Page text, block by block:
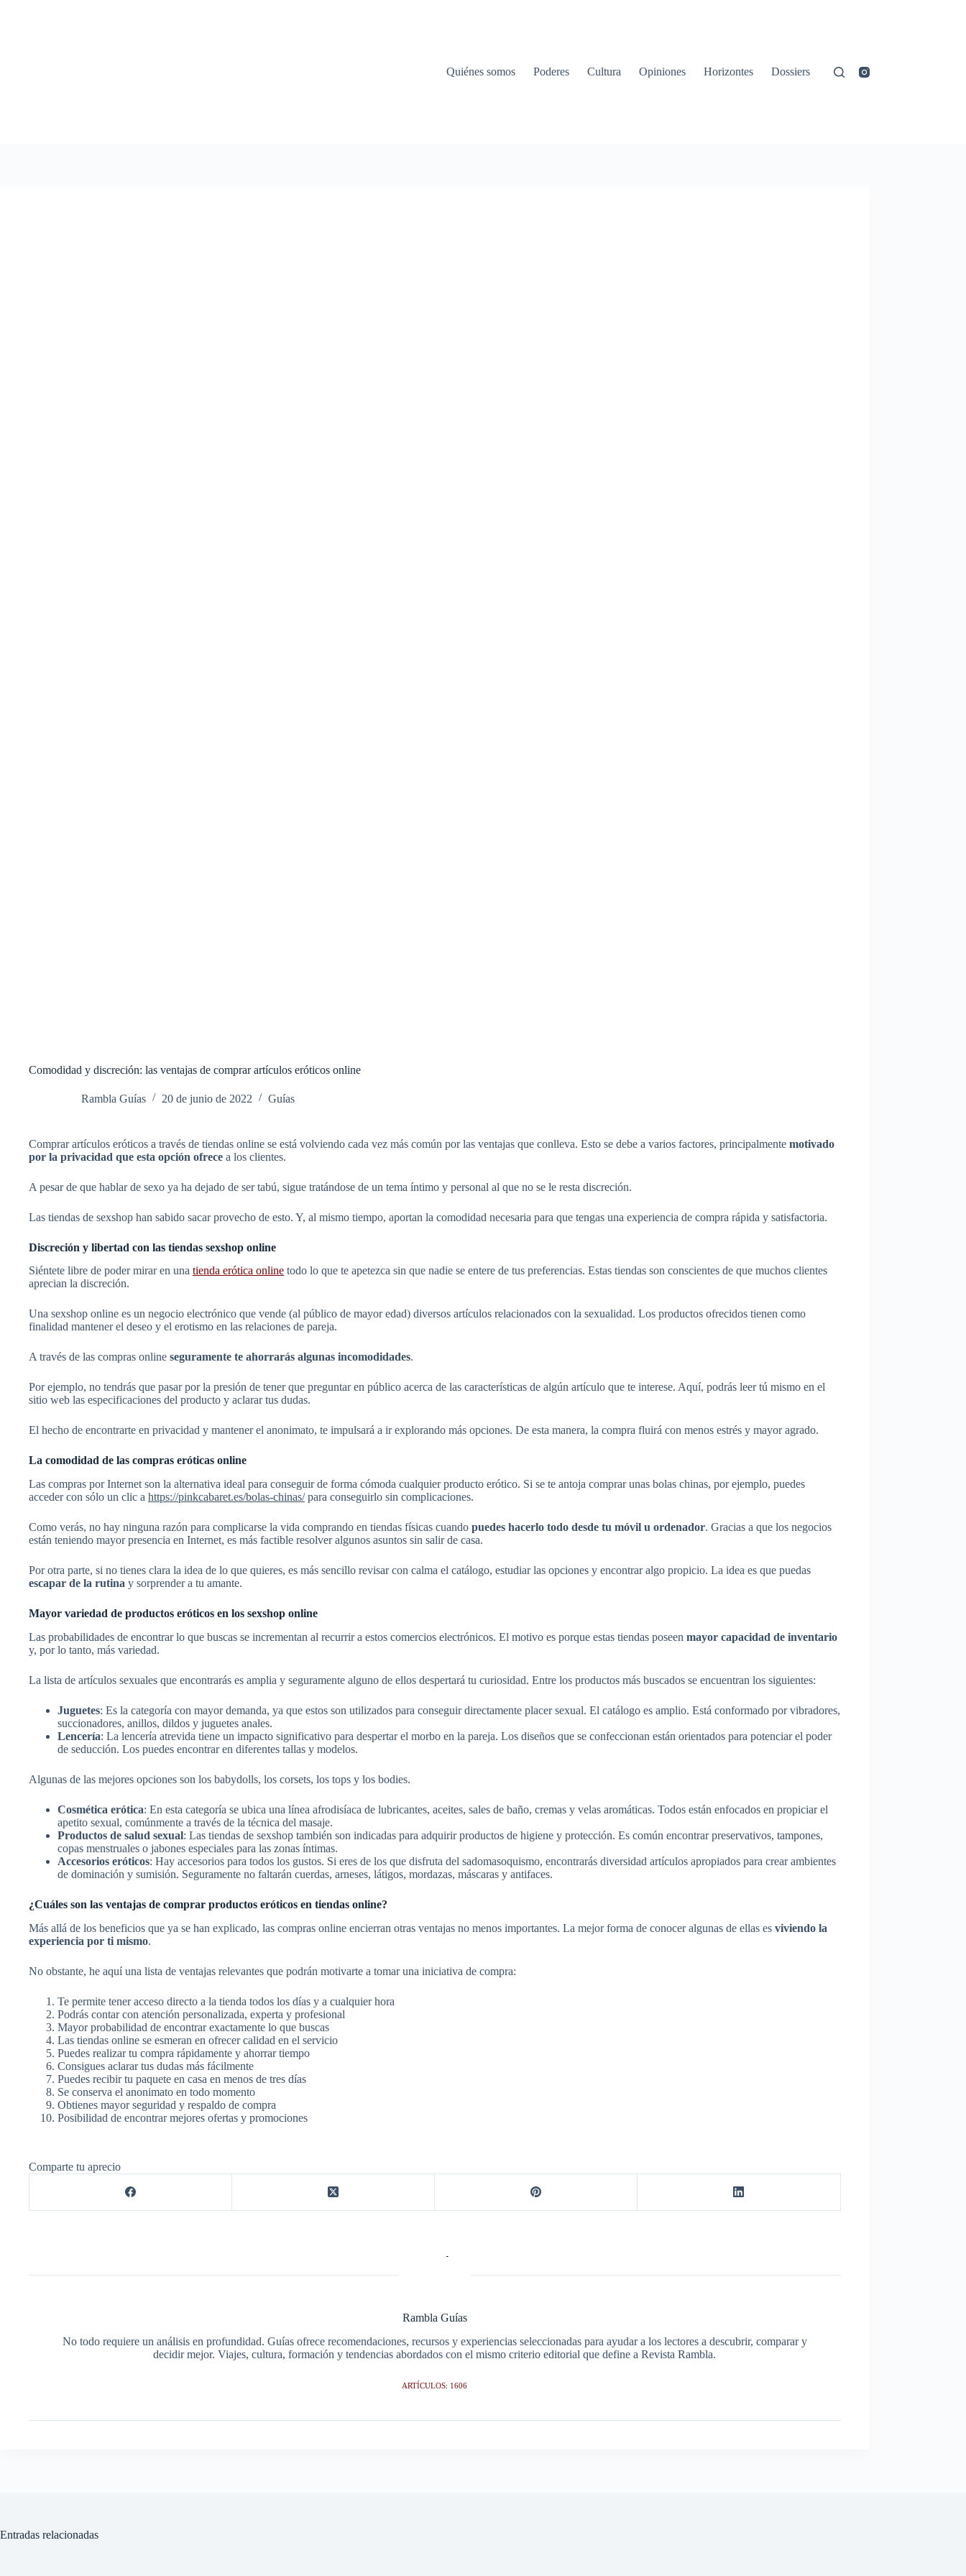
Quiénes somos Poderes Cultura Opiniones Horizontes Dossiers
Comodidad y discreción: las ventajas de comprar artículos eróticos online
Rambla Guías 20 de junio de 2022 Guías
Comprar artículos eróticos a través de tiendas online se está volviendo cada vez más común por las ventajas que conlleva. Esto se debe a varios factores, principalmente motivado
por la privacidad que esta opción ofrece a los clientes.
A pesar de que hablar de sexo ya ha dejado de ser tabú, sigue tratándose de un tema íntimo y personal al que no se le resta discreción.
Las tiendas de sexshop han sabido sacar provecho de esto. Y, al mismo tiempo, aportan la comodidad necesaria para que tengas una experiencia de compra rápida y satisfactoria.
Discreción y libertad con las tiendas sexshop online
Siéntete libre de poder mirar en una tienda erótica online todo lo que te apetezca sin que nadie se entere de tus preferencias. Estas tiendas son conscientes de que muchos clientes
aprecian la discreción.
Una sexshop online es un negocio electrónico que vende (al público de mayor edad) diversos artículos relacionados con la sexualidad. Los productos ofrecidos tienen como
finalidad mantener el deseo y el erotismo en las relaciones de pareja.
A través de las compras online seguramente te ahorrarás algunas incomodidades.
Por ejemplo, no tendrás que pasar por la presión de tener que preguntar en público acerca de las características de algún artículo que te interese. Aquí, podrás leer tú mismo en el
sitio web las especificaciones del producto y aclarar tus dudas.
El hecho de encontrarte en privacidad y mantener el anonimato, te impulsará a ir explorando más opciones. De esta manera, la compra fluirá con menos estrés y mayor agrado.
La comodidad de las compras eróticas online
Las compras por Internet son la alternativa ideal para conseguir de forma cómoda cualquier producto erótico. Si se te antoja comprar unas bolas chinas, por ejemplo, puedes
acceder con sólo un clic a https://pinkcabaret.es/bolas-chinas/para conseguirlo sin complicaciones.
Como verás, no hay ninguna razón para complicarse la vida comprando en tiendas físicas cuando puedes hacerlo todo desde tu móvil u ordenador. Gracias a que los negocios
están teniendo mayor presencia en Internet, es más factible resolver algunos asuntos sin salir de casa.
Por otra parte, si no tienes clara la idea de lo que quieres, es más sencillo revisar con calma el catálogo, estudiar las opciones y encontrar algo propicio. La idea es que puedas
escapar de la rutina y sorprender a tu amante.
Mayor variedad de productos eróticos en los sexshop online
Las probabilidades de encontrar lo que buscas se incrementan al recurrir a estos comercios electrónicos. El motivo es porque estas tiendas poseen mayor capacidad de inventario
y, por lo tanto, más variedad.
La lista de artículos sexuales que encontrarás es amplia y seguramente alguno de ellos despertará tu curiosidad. Entre los productos más buscados se encuentran los siguientes:
Juguetes: Es la categoría con mayor demanda, ya que estos son utilizados para conseguir directamente placer sexual. El catálogo es amplio. Está conformado por vibradores,
succionadores, anillos, dildos y juguetes anales.
Lencería: La lencería atrevida tiene un impacto significativo para despertar el morbo en la pareja. Los diseños que se confeccionan están orientados para potenciar el poder
de seducción. Los puedes encontrar en diferentes tallas y modelos.
Algunas de las mejores opciones son los babydolls, los corsets, los tops y los bodies.
Cosmética erótica: En esta categoría se ubica una línea afrodisíaca de lubricantes, aceites, sales de baño, cremas y velas aromáticas. Todos están enfocados en propiciar el
apetito sexual, comúnmente a través de la técnica del masaje.
Productos de salud sexual: Las tiendas de sexshop también son indicadas para adquirir productos de higiene y protección. Es común encontrar preservativos, tampones,
copas menstruales o jabones especiales para las zonas íntimas.
Accesorios eróticos: Hay accesorios para todos los gustos. Si eres de los que disfruta del sadomasoquismo, encontrarás diversidad artículos apropiados para crear ambientes
de dominación y sumisión. Seguramente no faltarán cuerdas, arneses, látigos, mordazas, máscaras y antifaces.
¿Cuáles son las ventajas de comprar productos eróticos en tiendas online?
Más allá de los beneficios que ya se han explicado, las compras online encierran otras ventajas no menos importantes. La mejor forma de conocer algunas de ellas es viviendo la
experiencia por ti mismo.
No obstante, he aquí una lista de ventajas relevantes que podrán motivarte a tomar una iniciativa de compra:
Te permite tener acceso directo a la tienda todos los días y a cualquier hora
Podrás contar con atención personalizada, experta y profesional
Mayor probabilidad de encontrar exactamente lo que buscas
Las tiendas online se esmeran en ofrecer calidad en el servicio
Puedes realizar tu compra rápidamente y ahorrar tiempo
Consigues aclarar tus dudas más fácilmente
Puedes recibir tu paquete en casa en menos de tres días
Se conserva el anonimato en todo momento
Obtienes mayor seguridad y respaldo de compra
Posibilidad de encontrar mejores ofertas y promociones
Comparte tu aprecio
Rambla Guías
No todo requiere un análisis en profundidad. Guías ofrece recomendaciones, recursos y experiencias seleccionadas para ayudar a los lectores a descubrir, comparar y
decidir mejor. Viajes, cultura, formación y tendencias abordados con el mismo criterio editorial que define a Revista Rambla.
ARTÍCULOS: 1606
Entradas relacionadas